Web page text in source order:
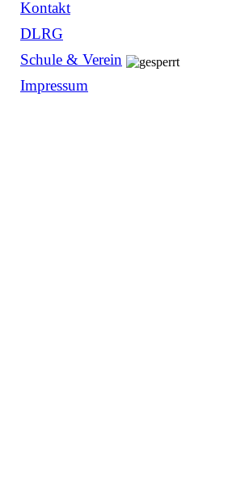
Kontakt
DLRG
Schule & Verein
Impressum